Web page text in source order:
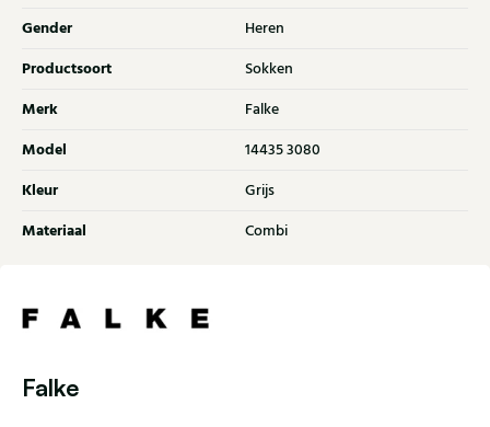
Gender Heren
Productsoort Sokken
Merk Falke
Model 14435 3080
Kleur Grijs
Materiaal Combi
Falke